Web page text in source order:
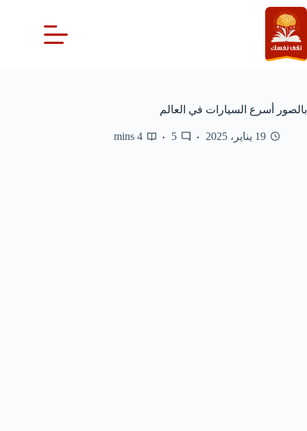
التجاوز
إلى
المحتوى
بالصور أسرع السيارات في العالم
19 يناير، 2025 5
4 mins